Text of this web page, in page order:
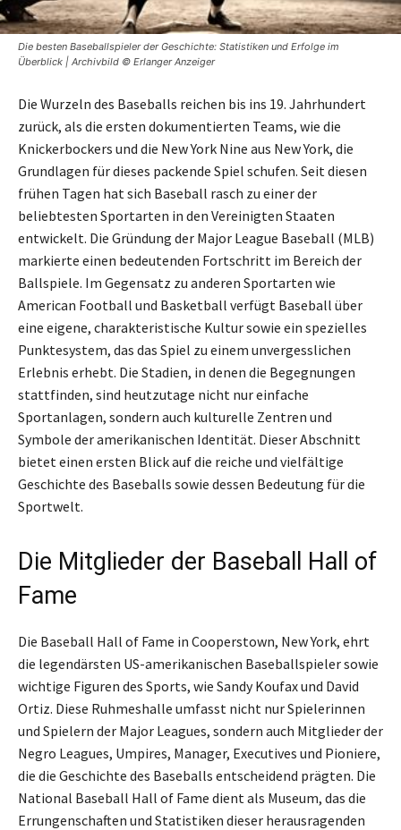
Die besten Baseballspieler der Geschichte: Statistiken und Erfolge im
Überblick | Archivbild © Erlanger Anzeiger
Die Wurzeln des Baseballs reichen bis ins 19. Jahrhundert
zurück, als die ersten dokumentierten Teams, wie die
Knickerbockers und die New York Nine aus New York, die
Grundlagen für dieses packende Spiel schufen. Seit diesen
frühen Tagen hat sich Baseball rasch zu einer der
beliebtesten Sportarten in den Vereinigten Staaten
entwickelt. Die Gründung der Major League Baseball (MLB)
markierte einen bedeutenden Fortschritt im Bereich der
Ballspiele. Im Gegensatz zu anderen Sportarten wie
American Football und Basketball verfügt Baseball über
eine eigene, charakteristische Kultur sowie ein spezielles
Punktesystem, das das Spiel zu einem unvergesslichen
Erlebnis erhebt. Die Stadien, in denen die Begegnungen
stattfinden, sind heutzutage nicht nur einfache
Sportanlagen, sondern auch kulturelle Zentren und
Symbole der amerikanischen Identität. Dieser Abschnitt
bietet einen ersten Blick auf die reiche und vielfältige
Geschichte des Baseballs sowie dessen Bedeutung für die
Sportwelt.
Die Mitglieder der Baseball Hall of
Fame
Die Baseball Hall of Fame in Cooperstown, New York, ehrt
die legendärsten US-amerikanischen Baseballspieler sowie
wichtige Figuren des Sports, wie Sandy Koufax und David
Ortiz. Diese Ruhmeshalle umfasst nicht nur Spielerinnen
und Spielern der Major Leagues, sondern auch Mitglieder der
Negro Leagues, Umpires, Manager, Executives und Pioniere,
die die Geschichte des Baseballs entscheidend prägten. Die
National Baseball Hall of Fame dient als Museum, das die
Errungenschaften und Statistiken dieser herausragenden